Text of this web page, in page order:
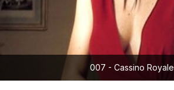
007 - Cassino Royale